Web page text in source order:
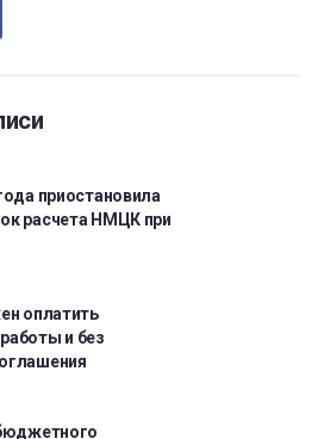
приостановила
расчета НМЦК при
оплатить
и без